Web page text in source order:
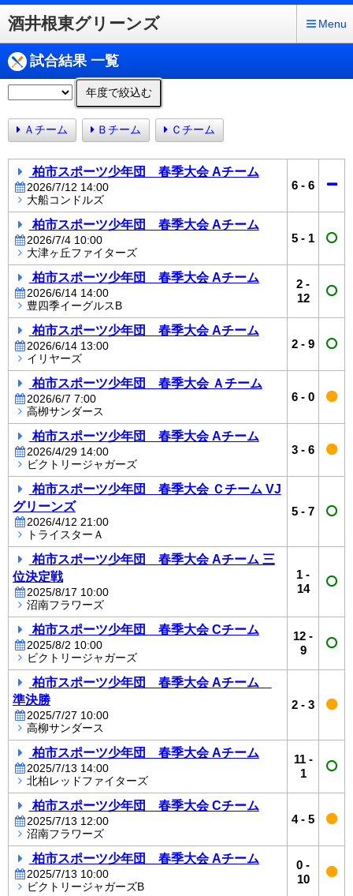
酒井根東グリーンズ Menu
試合結果 一覧
年度で絞込む
Ａチーム Ｂチーム Ｃチーム
柏市スポーツ少年団 春季大会 Aチーム
2026/7/12 14:00
大船コンドルズ
6 - 6
柏市スポーツ少年団 春季大会 Aチーム
2026/7/4 10:00
大津ヶ丘ファイターズ
5 - 1
柏市スポーツ少年団 春季大会 Aチーム
2026/6/14 14:00
豊四季イーグルスB
2 -
12
柏市スポーツ少年団 春季大会 Aチーム
2026/6/14 13:00
イリヤーズ
2 - 9
柏市スポーツ少年団 春季大会 Ａチーム
2026/6/7 7:00
高栁サンダース
6 - 0
柏市スポーツ少年団 春季大会 Aチーム
2026/4/29 14:00
ビクトリージャガーズ
3 - 6
柏市スポーツ少年団 春季大会 Ｃチーム VJ
グリーンズ
2026/4/12 21:00
トライスターＡ
5 - 7
柏市スポーツ少年団 春季大会 Aチーム 三
位決定戦
2025/8/17 10:00
沼南フラワーズ
1 -
14
柏市スポーツ少年団 春季大会 Cチーム
2025/8/2 10:00
ビクトリージャガーズ
12 -
9
柏市スポーツ少年団 春季大会 Aチーム
準決勝
2025/7/27 10:00
高柳サンダース
2 - 3
柏市スポーツ少年団 春季大会 Aチーム
2025/7/13 14:00
北柏レッドファイターズ
11-
1
柏市スポーツ少年団 春季大会 Cチーム
2025/7/13 12:00
沼南フラワーズ
4- 5
柏市スポーツ少年団 春季大会 Aチーム
2025/7/13 10:00
ビクトリージャガーズB
0 -
10